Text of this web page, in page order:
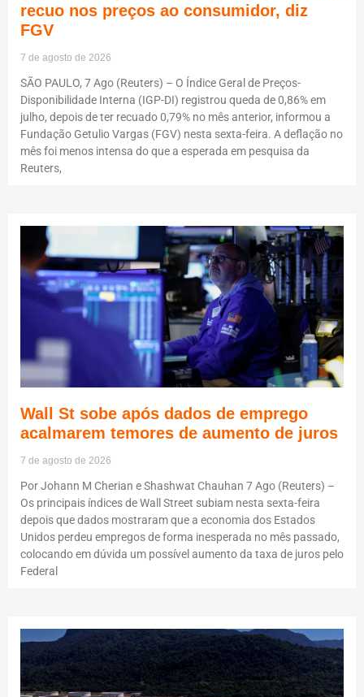
recuo nos preços ao consumidor, diz
FGV
7 de agosto de 2026
SÃO PAULO, 7 Ago (Reuters) – O Índice Geral de Preços-
Disponibilidade Interna (IGP-DI) registrou queda de 0,86% em
julho, depois de ter recuado 0,79% no mês anterior, informou a
Fundação Getulio Vargas (FGV) nesta sexta-feira. A deflação no
mês foi menos intensa do que a esperada em pesquisa da
Reuters,
Wall St sobe após dados de emprego
acalmarem temores de aumento de juros
7 de agosto de 2026
Por Johann M Cherian e Shashwat Chauhan 7 Ago (Reuters) –
Os principais índices de Wall Street subiam nesta sexta-feira
depois que dados mostraram que a economia dos Estados
Unidos perdeu empregos de forma inesperada no mês passado,
colocando em dúvida um possível aumento da taxa de juros pelo
Federal